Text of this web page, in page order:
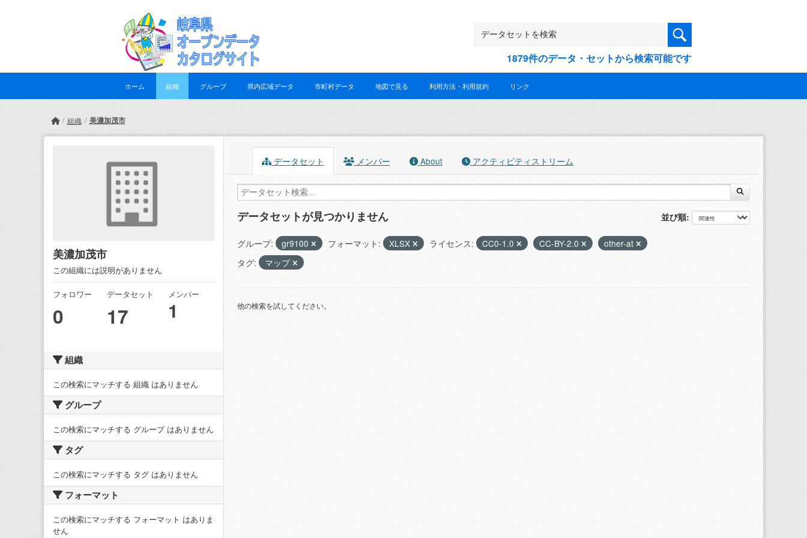
1879件のデータ・セットから検索可能です
ホーム 組織 グループ 県内広域データ 市町村データ 地図で見る 利用方法・利用規約 リンク
組織 美濃加茂市
美濃加茂市
この組織には説明がありません
フォロワー
0
データセット
17
メンバー
1
組織
この検索にマッチする 組織 はありません
グループ
この検索にマッチする グループ はありません
タグ
この検索にマッチする タグ はありません
フォーマット
この検索にマッチする フォーマット はありま
せん
データセット メンバー About アクティビティストリーム
並び順
データセットが見つかりません
グループ: gr9100 フォーマット: XLSX ライセンス: CC0-1.0 CC-BY-2.0
other-at
タグ:
マップ
他の検索を試してください。